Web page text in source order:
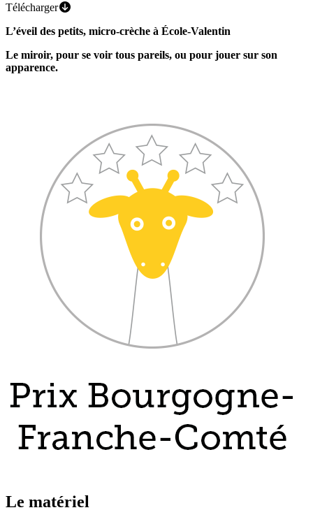
Télécharger
L’éveil des petits, micro-crèche à École-Valentin
Le miroir, pour se voir tous pareils, ou pour jouer sur son
apparence.
Le matériel